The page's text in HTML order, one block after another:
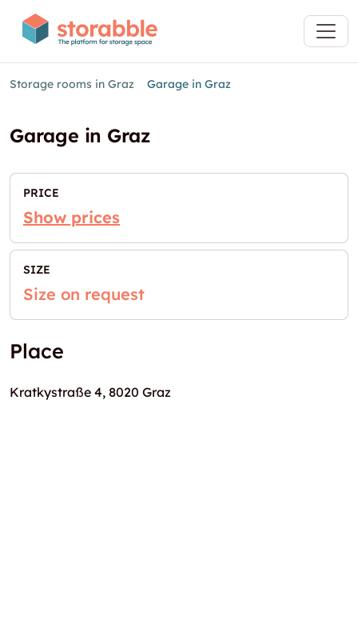
Storage rooms in Graz Garage in Graz
Garage in Graz
PRICE
Show prices
SIZE
Size on request
Place
Kratkystraße 4, 8020 Graz